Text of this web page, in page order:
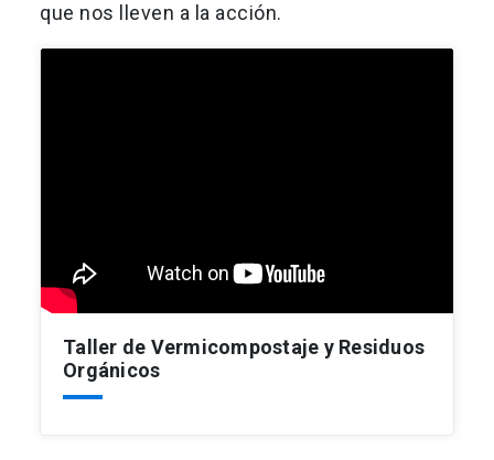
que nos lleven a la acción.
Taller de Vermicompostaje y Residuos
Orgánicos